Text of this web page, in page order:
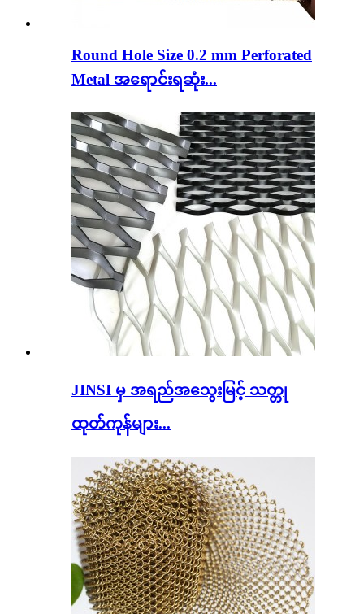
Round Hole Size 0.2 mm Perforated
Metal အရောင်းရဆုံး...
JINSI မှ အရည်အသွေးမြင့် သတ္တု
ထုတ်ကုန်များ...